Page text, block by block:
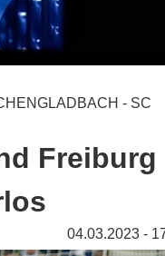
- SC
Freiburg
04.03.2023 -